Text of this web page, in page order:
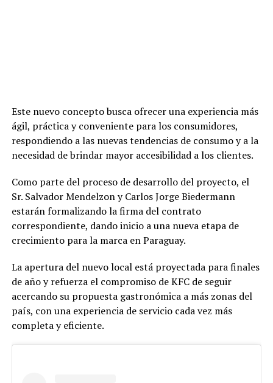
Este nuevo concepto busca ofrecer una experiencia más
ágil, práctica y conveniente para los consumidores,
respondiendo a las nuevas tendencias de consumo y a la
necesidad de brindar mayor accesibilidad a los clientes.
Como parte del proceso de desarrollo del proyecto, el
Sr. Salvador Mendelzon y Carlos Jorge Biedermann
estarán formalizando la firma del contrato
correspondiente, dando inicio a una nueva etapa de
crecimiento para la marca en Paraguay.
La apertura del nuevo local está proyectada para finales
de año y refuerza el compromiso de KFC de seguir
acercando su propuesta gastronómica a más zonas del
país, con una experiencia de servicio cada vez más
completa y eficiente.